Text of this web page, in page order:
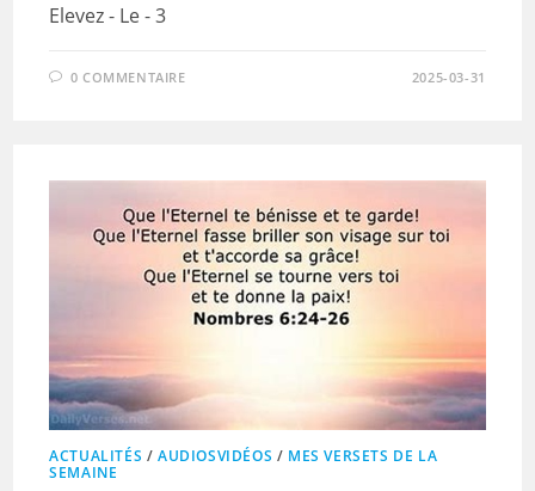
Elevez - Le - 3
0 COMMENTAIRE 2025-03-31
ACTUALITÉS /AUDIOSVIDÉOS / MES VERSETS DE LA
SEMAINE